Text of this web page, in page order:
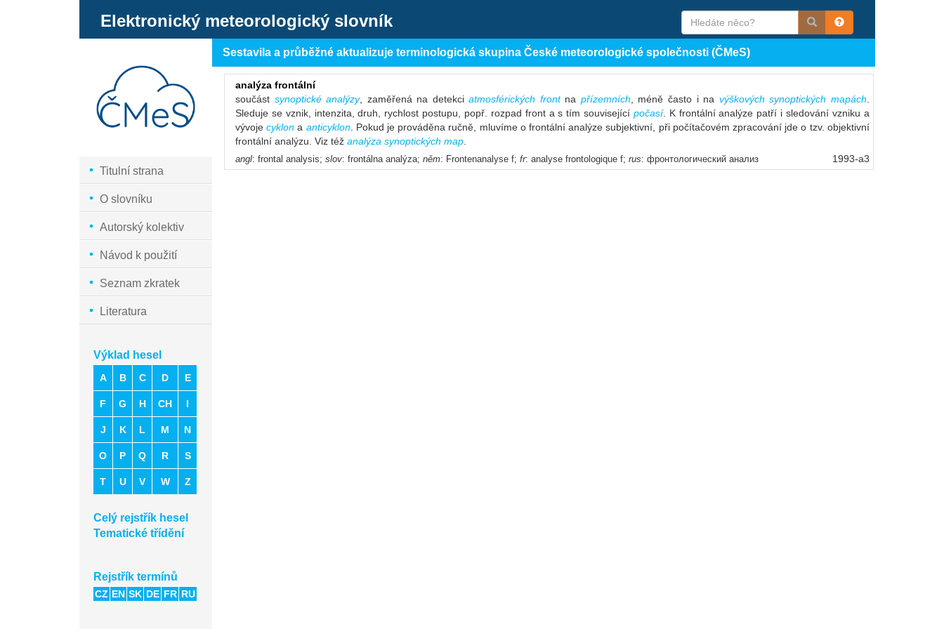
Elektronický meteorologický slovník
Titulní strana
O slovníku
Autorský kolektiv
Návod k použití
Seznam zkratek
Literatura
Výklad hesel
A B C D E
F G H CH I
J K L M N
O P Q R S
T U V W Z
Celý rejstřík hesel
Tematické třídění
Rejstřík termínů
CZ EN SK DE FR RU
Sestavila a průběžné aktualizuje terminologická skupina České meteorologické společnosti (ČMeS)
analýza frontální
součást synoptické analýzy, zaměřená na detekciatmosférických frontna přízemních , méně často i na výškových synoptických mapách
Sleduje se vznik, intenzita, druh, rychlost postupu, popř. rozpad front a s tím související počasí. K frontální analýze patří i sledování vzniku a
vývojecyklon a anticyklon. Pokud je prováděna ručně, mluvíme o frontální analýze subjektivní, při počítačovém zpracování jde o tzv. objektivní
frontální analýzu. Viz též analýza synoptických map
angl: frontal analysis; slov: frontálna analýza; něm: Frontenanalyse f; fr: analyse frontologique f; rus: фронтологический анализ 1993-a3